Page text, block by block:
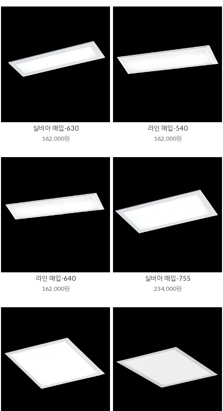
실비아 매입-630
162,000원
라인 매입-540
162,000원
라인 매입-640
162,000원
실비아 매입-755
234,000원